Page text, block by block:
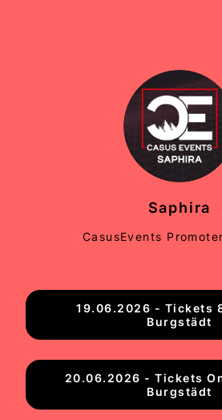
Saphira
CasusEvents
19.06.2026 - Tickets
Burgstädt
20.06.2026 - Tickets
Burgstädt